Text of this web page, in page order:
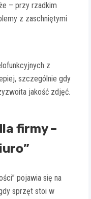
– przy rzadkim
z zaschniętymi
z
szczególnie gdy
jakość zdjęć.
firmy –
pojawia się na
sprzęt stoi w